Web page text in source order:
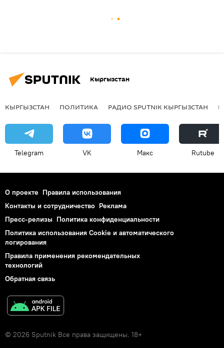
Кыргызстан
КЫРГЫЗСТАН ПОЛИТИКА РАДИО SPUTNIK КЫРГЫЗСТАН
Telegram VK Макс Rutube
О проекте Правила использования
Контакты и сотрудничество Реклама
Пресс-релизы Политика конфиденциальности
Политика использования Cookie и автоматического
логирования
Правила применения рекомендательных
технологий
Обратная связь
© 2026 Sputnik Все права защищены. 18+